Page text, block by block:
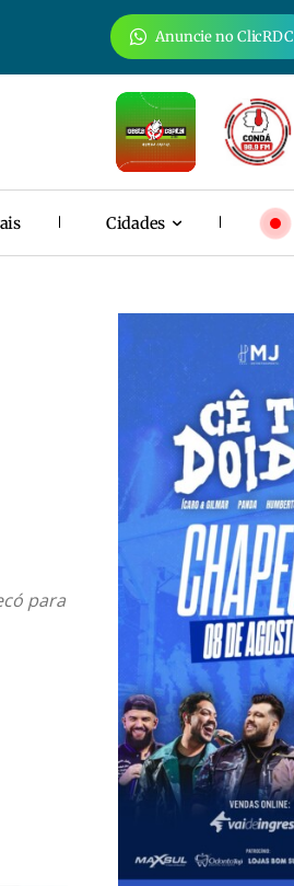
Anuncie no ClicRDC
Cidades
para